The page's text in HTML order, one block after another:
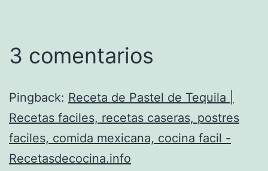
3 comentarios
Pingback: Receta de Pastel de Tequila |
Recetas faciles, recetas caseras, postres
faciles, comida mexicana, cocina facil -
Recetasdecocina.info